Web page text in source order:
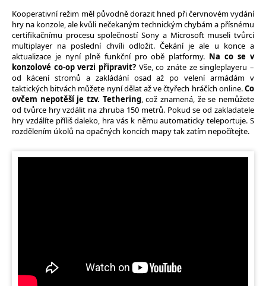
Kooperativní režim měl původně dorazit hned při červnovém vydání
hry na konzole, ale kvůli nečekaným technickým chybám a přísnému
certifikačnímu procesu společností Sony a Microsoft museli tvůrci
multiplayer na poslední chvíli odložit. Čekání je ale u konce a
aktualizace je nyní plně funkční pro obě platformy. Na co se v
konzolové co-op verzi připravit? Vše, co znáte ze singleplayeru –
od kácení stromů a zakládání osad až po velení armádám v
taktických bitvách můžete nyní dělat až ve čtyřech hráčích online.Co
ovčem nepotěší je tzv. Tethering, což znamená, že se nemůžete
od tvůrce hry vzdálit na zhruba 150 metrů. Pokud se od zakladatele
hry vzdálíte příliš daleko, hra vás k němu automaticky teleportuje. S
rozdělením úkolů na opačných koncích mapy tak zatím nepočítejte.